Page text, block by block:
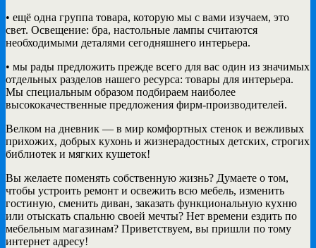
• ещё одна группа товара, которую мы с вами изучаем, это
свет. Освещение: бра, настольные лампы считаются
необходимыми деталями сегодняшнего интерьера.
• мы рады предложить прежде всего для вас один из значимых
отдельных разделов нашего ресурса: товары для интерьера.
Мы специальным образом подбираем наиболее
высококачественные предложения фирм-производителей.
Велком на дневник — в мир комфортных стенок и вежливых
прихожих, добрых кухонь и жизнерадостных детских, строгих
библиотек и мягких кушеток!
Вы желаете поменять собственную жизнь? Думаете о том,
чтобы устроить ремонт и освежить всю мебель, изменить
гостиную, сменить диван, заказать функциональную кухню
или отыскать спальню своей мечты? Нет времени ездить по
мебельным магазинам? Приветствуем, вы пришли по тому
интернет адресу!